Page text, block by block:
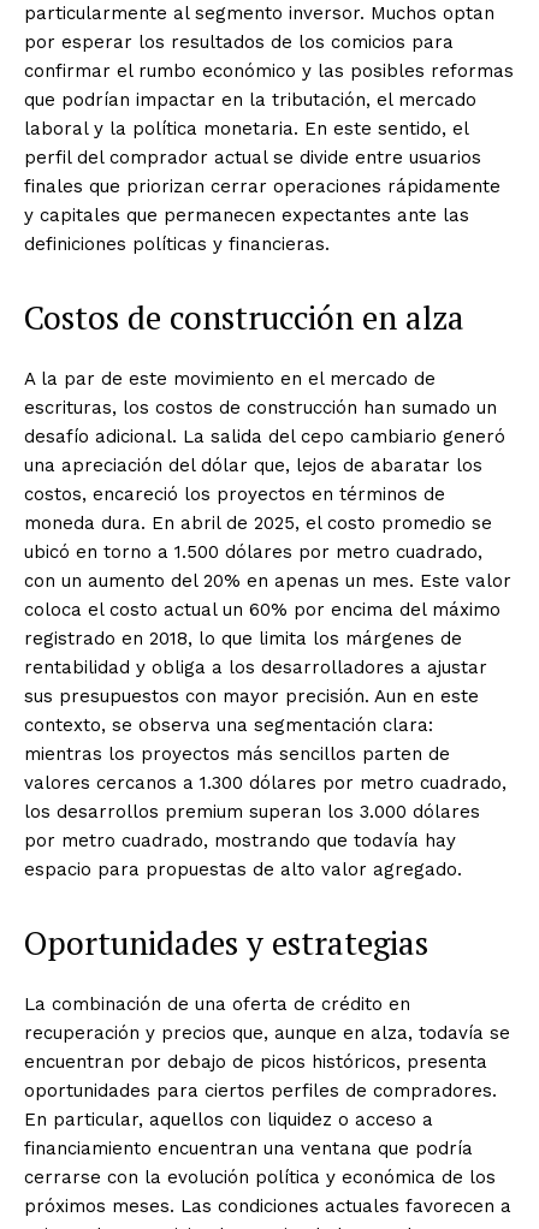
particularmente al segmento inversor. Muchos optan
por esperar los resultados de los comicios para
confirmar el rumbo económico y las posibles reformas
que podrían impactar en la tributación, el mercado
laboral y la política monetaria. En este sentido, el
perfil del comprador actual se divide entre usuarios
finales que priorizan cerrar operaciones rápidamente
y capitales que permanecen expectantes ante las
definiciones políticas y financieras.
Costos de construcción en alza
A la par de este movimiento en el mercado de
escrituras, los costos de construcción han sumado un
desafío adicional. La salida del cepo cambiario generó
una apreciación del dólar que, lejos de abaratar los
costos, encareció los proyectos en términos de
moneda dura. En abril de 2025, el costo promedio se
ubicó en torno a 1.500 dólares por metro cuadrado,
con un aumento del 20% en apenas un mes. Este valor
coloca el costo actual un 60% por encima del máximo
registrado en 2018, lo que limita los márgenes de
rentabilidad y obliga a los desarrolladores a ajustar
sus presupuestos con mayor precisión. Aun en este
contexto, se observa una segmentación clara:
mientras los proyectos más sencillos parten de
valores cercanos a 1.300 dólares por metro cuadrado,
los desarrollos premium superan los 3.000 dólares
por metro cuadrado, mostrando que todavía hay
espacio para propuestas de alto valor agregado.
Oportunidades y estrategias
La combinación de una oferta de crédito en
recuperación y precios que, aunque en alza, todavía se
encuentran por debajo de picos históricos, presenta
oportunidades para ciertos perfiles de compradores.
En particular, aquellos con liquidez o acceso a
financiamiento encuentran una ventana que podría
cerrarse con la evolución política y económica de los
próximos meses. Las condiciones actuales favorecen a